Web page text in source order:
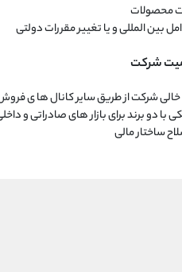
محصولات
بین المللی و یا تغییر مقررات دولتی
شرکت
شرکت از طریق سایر کانال ها ی
با دو برند برای بازار های صادراتی و
ساختار مالی